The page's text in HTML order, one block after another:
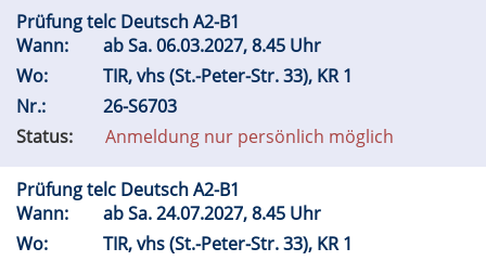
Prüfung telc Deutsch A2-B1
Wann:
abSa.06.03.2027, 8.45 Uhr
Wo:
TIR, vhs (St.-Peter-Str. 33), KR 1
Nr.:
26-S6703
Status:
Anmeldung nur persönlich möglich
Prüfung telc Deutsch A2-B1
Wann:
abSa.24.07.2027, 8.45 Uhr
Wo:
TIR, vhs (St.-Peter-Str. 33), KR 1